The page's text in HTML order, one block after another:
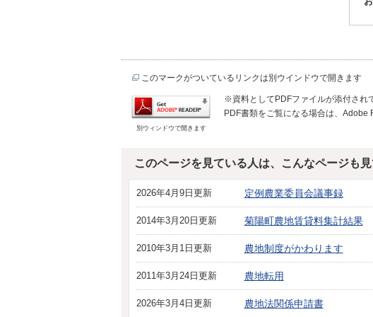
このマークがついているリンクは別ウインドウで開きます
別ウィンドウで開きます
※資料としてPDFファイルが添付され
PDF書類をご覧になる場合は、Adobe
このページを見ている人は、こんなページも見
2026年4月9日更新 定例農業委員会議事録
2014年3月20日更新 菊陽町農地賃貸料集計結果
2010年3月1日更新 農地制度がかわります
2011年3月24日更新 農地転用
2026年3月4日更新 農地法関係申請書